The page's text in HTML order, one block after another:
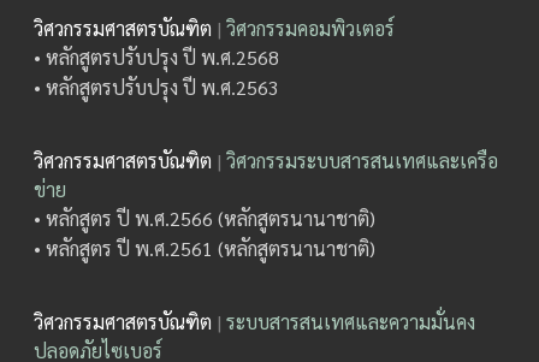
วิศวกรรมศาสตรบัณฑิต | วิศวกรรมคอมพิวเตอร์
• หลักสูตรปรับปรุง ปี พ.ศ.2568
• หลักสูตรปรับปรุง ปี พ.ศ.2563
วิศวกรรมศาสตรบัณฑิต | วิศวกรรมระบบสารสนเทศและเครือ
ข่าย
• หลักสูตร ปี พ.ศ.2566 (หลักสูตรนานาชาติ)
• หลักสูตร ปี พ.ศ.2561 (หลักสูตรนานาชาติ)
วิศวกรรมศาสตรบัณฑิต | ระบบสารสนเทศและความมั่นคง
ปลอดภัยไซเบอร์